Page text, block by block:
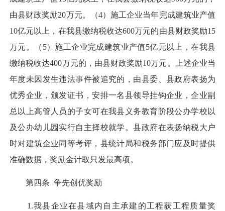
由县财政奖励20万元。（4）施工企业当年完成建筑业产值
10亿元以上，在我县缴纳税收达600万元的由县财政奖励15
万元。（5）施工企业完成建筑业产值5亿元以上，在我县
缴纳税收达400万元的，由县财政奖励10万元。上述企业当
年度未因发生违法事件被追究的，由县委、县政府表扬为
优秀企业，颁发证书，安排一名县领导挂钩企业，企业副
总以上高管人员的子女可在我县义务教育阶段公办学校以
及公办幼儿园实行自主择校就学。县政府在表扬纳税大户
时对建筑企业同等考评，县统计局和税务部门应及时提供
准确数据，奖励金计取只发最高项。
第四条 争先创优奖励
1.我县企业在县域内自主承建的工程获工程质量奖